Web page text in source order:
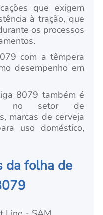
que exigem
à tração, que
os processos
com a têmpera
desempenho em
8079 também é
no setor de
marcas de cerveja
uso doméstico,
da folha de